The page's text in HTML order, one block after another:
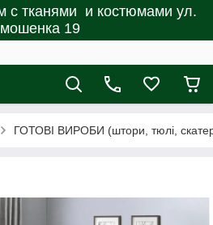
с тканями и костюмами ул.
19
ГОТОВІ ВИРОБИ (штори, тюлі,